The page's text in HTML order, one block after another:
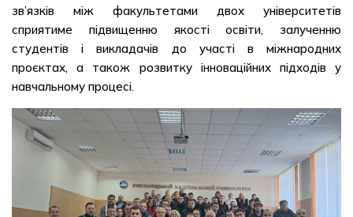
зв’язків між факультетами двох університетів
сприятиме підвищенню якості освіти, залученню
студентів і викладачів до участі в міжнародних
проєктах, а також розвитку інноваційних підходів у
навчальному процесі.